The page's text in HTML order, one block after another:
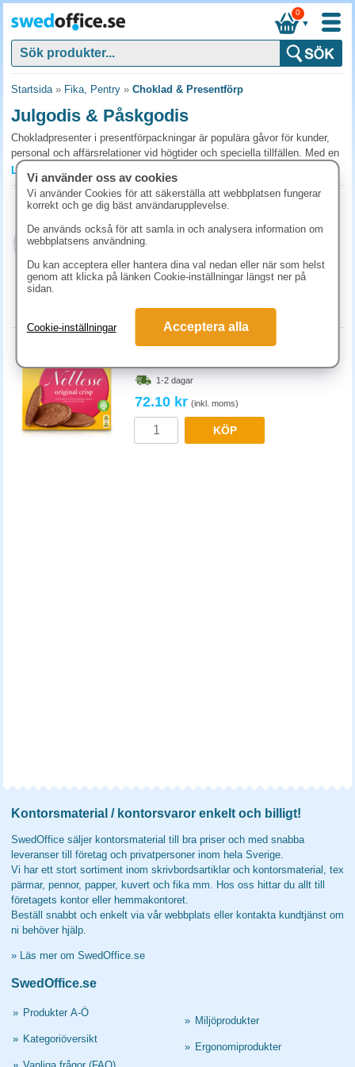
▼
0
Startsida» Fika, Pentry » Choklad & Presentförp
Julgodis & Påskgodis
Chokladpresenter i presentförpackningar är populära gåvor för kunder,
personal och affärsrelationer vid högtider och speciella tillfällen. Med en
vacker förpackning och god choklad skapar du en omsorgsfullt och
välsmaker uppskattad gåva. Köp choklad i presentförpackningar hos
SwedOffice.
Vanliga frågor och svar om julgodis & påskgodis
Boxar med blandad premiumchoklad i 200-500 g är en säker matchning
för kund- och personalgåvor. Vid större kundvård eller jubileum är
handgjord chokladbox ett mer påkostat val.
Hur länge håller chokladen i lager?
Mjölkchoklad håller 6-12 månader oöppnad. Mörk choklad håller 1-2 år.
Förvara svalt (15-18 °C) och torrt, kyl rekommenderas inte eftersom
kondens kan skada ytan. Vit choklad har kortast hållbarhet, oftast 4-6
månader.
Läs mer »
Geléhjärtan 385g
58.30 kr (inkl. moms)
Godis Noblesse original 150g
1-2 dagar
72.10 kr (inkl. moms)
KÖP
Kontorsmaterial / kontorsvaror enkelt och billigt!
SwedOffice säljer kontorsmaterial till bra priser och med snabba
leveranser till företag och privatpersoner inom hela Sverige.
Vi har ett stort sortiment inom skrivbordsartiklar och kontorsmaterial, tex
pärmar, pennor, papper, kuvert och fika mm. Hos oss hittar du allt till
företagets kontor eller hemmakontoret.
Beställ snabbt och enkelt via vår webbplats eller kontakta kundtjänst om
ni behöver hjälp.
» Läs mer om SwedOffice.se
SwedOffice.se
» Produkter A-Ö
» Kategoriöversikt
» Miljöprodukter
» Ergonomiprodukter
Vi använder oss av cookies
Vi använder Cookies för att säkerställa att webbplatsen fungerar
korrekt och ge dig bäst användarupplevelse.
De används också för att samla in och analysera information om
webbplatsens användning.
Du kan acceptera eller hantera dina val nedan eller när som helst
genom att klicka på länken Cookie-inställningar längst ner på
sidan.
Cookie-inställningar Acceptera alla